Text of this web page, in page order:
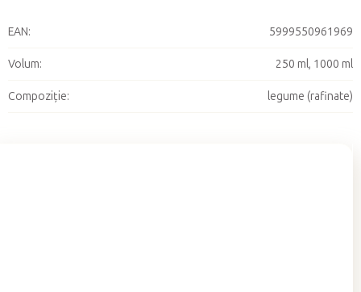
EAN: 5999550961969
Volum: 250 ml, 1000 ml
Compoziție: legume (rafinate)